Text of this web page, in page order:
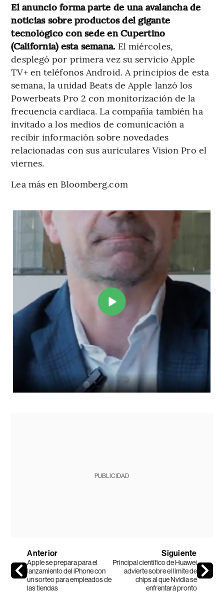
El anuncio forma parte de una avalancha de
noticias sobre productos del gigante
tecnológico con sede en Cupertino
(California) esta semana. El miércoles,
desplegó por primera vez su servicio Apple
TV+ en teléfonos Android. A principios de esta
semana, la unidad Beats de Apple lanzó los
Powerbeats Pro 2 con monitorización de la
frecuencia cardiaca. La compañía también ha
invitado a los medios de comunicación a
recibir información sobre novedades
relacionadas con sus auriculares Vision Pro el
viernes.
Lea más en Bloomberg.com
PUBLICIDAD
Anterior
Apple se prepara para el
lanzamiento del iPhone con
un sorteo para empleados de
las tiendas
Siguiente
Principal científico de Huawei
advierte sobre el límite de
chips al que Nvidia se
enfrentará pronto